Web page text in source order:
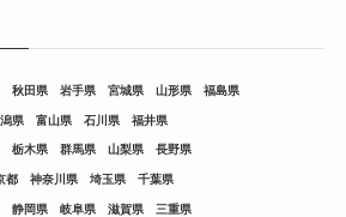
秋田県 岩手県 宮城県 山形県 福島県
県 富山県 石川県 福井県
栃木県 群馬県 山梨県 長野県
都 神奈川県 埼玉県 千葉県
静岡県 岐阜県 滋賀県 三重県